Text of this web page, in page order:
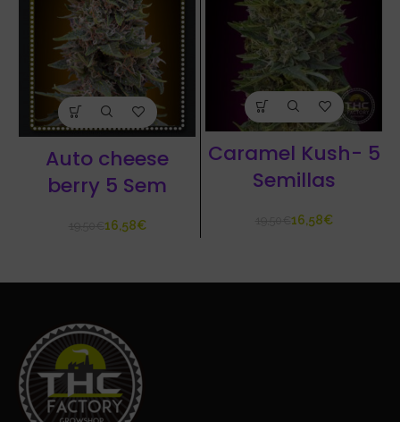
Auto cheese
berry 5 Sem
16,58€
Caramel Kush- 5
Semillas
16,58€